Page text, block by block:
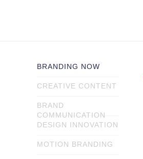
BRANDING NOW
CREATIVE CONTENT
BRAND
COMMUNICATION
DESIGN INNOVATION
MOTION BRANDING